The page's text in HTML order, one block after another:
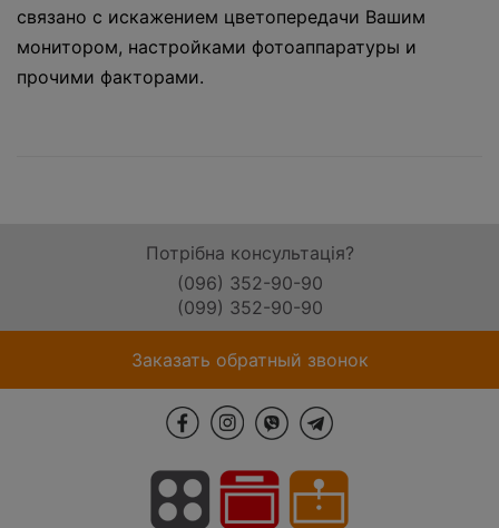
связано с искажением цветопередачи Вашим
монитором, настройками фотоаппаратуры и
прочими факторами.
Потрібна консультація?
(096) 352-90-90
(099) 352-90-90
Заказать обратный звонок